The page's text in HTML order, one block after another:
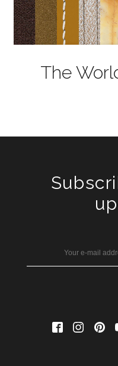
The